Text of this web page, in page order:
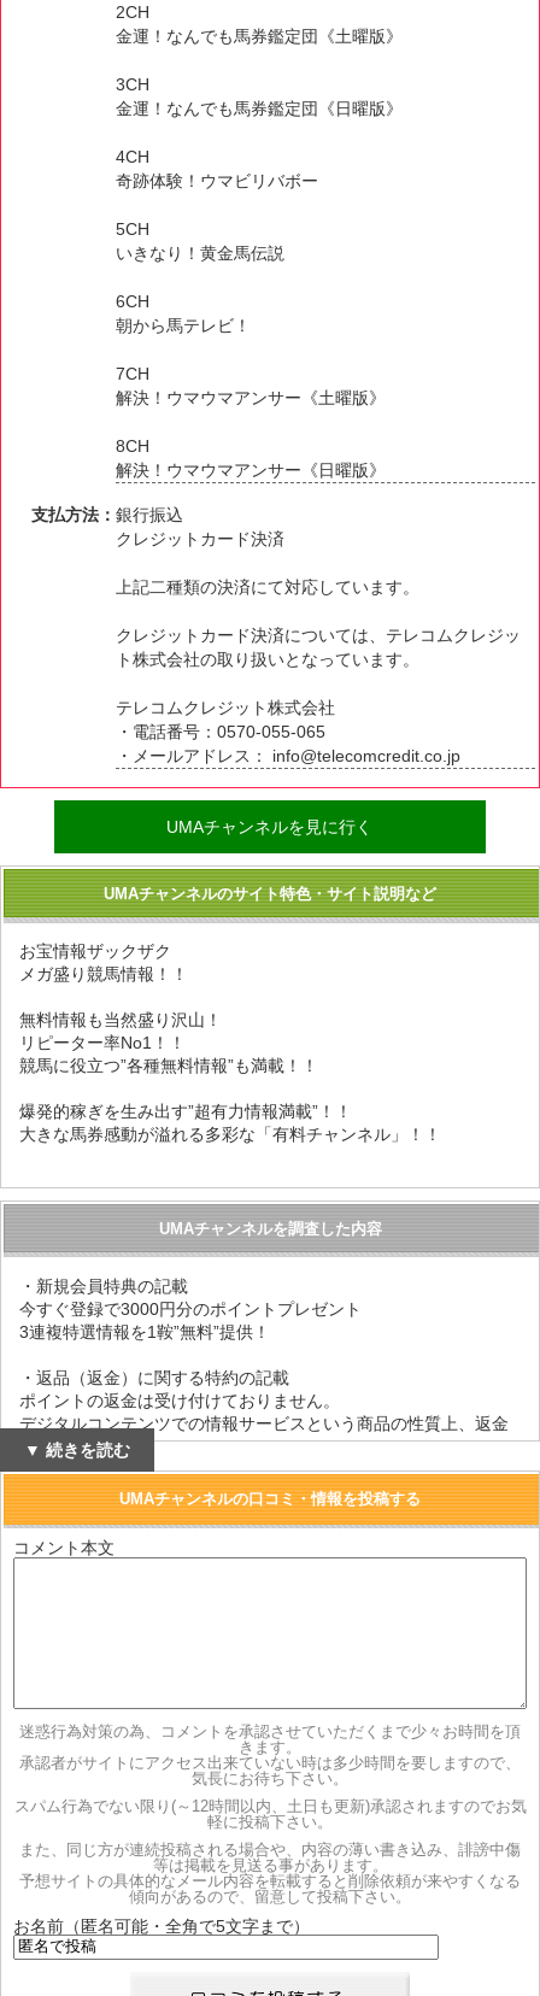
2CH
金運！なんでも馬券鑑定団《土曜版》
3CH
金運！なんでも馬券鑑定団《日曜版》
4CH
奇跡体験！ウマビリバボー
5CH
いきなり！黄金馬伝説
6CH
朝から馬テレビ！
7CH
解決！ウマウマアンサー《土曜版》
8CH
解決！ウマウマアンサー《日曜版》
支払方法：銀行振込
クレジットカード決済
上記二種類の決済にて対応しています。
クレジットカード決済については、テレコムクレジッ
ト株式会社の取り扱いとなっています。
テレコムクレジット株式会社
・電話番号：0570-055-065
・メールアドレス： info@telecomcredit.co.jp
UMAチャンネルを見に行く
UMAチャンネルのサイト特色・サイト説明など
お宝情報ザックザク
メガ盛り競馬情報！！
無料情報も当然盛り沢山！
リピーター率No1！！
競馬に役立つ”各種無料情報”も満載！！
爆発的稼ぎを生み出す”超有力情報満載”！！
大きな馬券感動が溢れる多彩な「有料チャンネル」！！
UMAチャンネルを調査した内容
・新規会員特典の記載
今すぐ登録で3000円分のポイントプレゼント
3連複特選情報を1鞍”無料”提供！
・返品（返金）に関する特約の記載
ポイントの返金は受け付けておりません。
デジタルコンテンツでの情報サービスという商品の性質上、返金
は行っておりません。
また、返品依頼も受け付けておりません。
・ご利用時の留意事項の記載
競馬情報はオッズにより配当金が分配されるシステムです。よっ
て不当なオッズ崩れを防止する為、投資上限が定められている場
▼ 続きを読む
UMAチャンネルの口コミ・情報を投稿する
コメント本文
迷惑行為対策の為、コメントを承認させていただくまで少々お時間を頂
きます。
承認者がサイトにアクセス出来ていない時は多少時間を要しますので、
気長にお待ち下さい。
スパム行為でない限り(～12時間以内、土日も更新)承認されますのでお気
軽に投稿下さい。
また、同じ方が連続投稿される場合や、内容の薄い書き込み、誹謗中傷
等は掲載を見送る事があります。
予想サイトの具体的なメール内容を転載すると削除依頼が来やすくなる
傾向があるので、留意して投稿下さい。
お名前（匿名可能・全角で5文字まで）